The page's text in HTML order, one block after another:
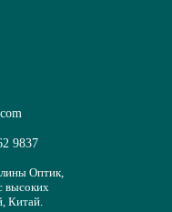
9837
Оптик,
Китай.